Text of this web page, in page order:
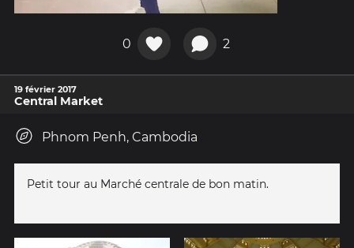
0 2
19 février 2017
Central Market
Phnom Penh, Cambodia
Petit tour au Marché centrale de bon matin.